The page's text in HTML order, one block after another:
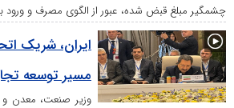
شده، عبور از الگوی مصرف و ورود به پله‌های بالاتر
ایران، شریک اتحادیه
مسیر توسعه تجارت
وزیر صنعت، معدن و تجارت بر عزم